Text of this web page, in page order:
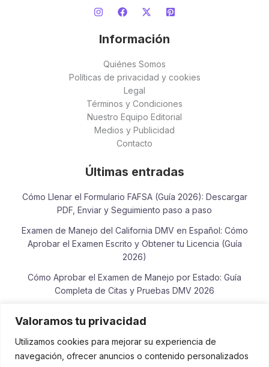
Valoramos tu privacidad
Utilizamos cookies para mejorar su experiencia de
navegación, ofrecer anuncios o contenido personalizados
Información
Quiénes Somos
Políticas de privacidad y cookies
Legal
Términos y Condiciones
Nuestro Equipo Editorial
Medios y Publicidad
Contacto
Últimas entradas
Cómo Llenar el Formulario FAFSA (Guía 2026): Descargar
PDF, Enviar y Seguimiento paso a paso
Examen de Manejo del California DMV en Español: Cómo
Aprobar el Examen Escrito y Obtener tu Licencia (Guía
2026)
Cómo Aprobar el Examen de Manejo por Estado: Guía
Completa de Citas y Pruebas DMV 2026
Español: Guía Completa 2026
Examen de Lectura y Escritura para la Ciudadanía
Americana: Guía de Práctica, Frases Oficiales y Vocabulario